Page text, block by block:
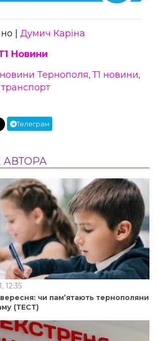
| Думич Каріна
Новини
новини Тернополя, Т1 новини,
транспорт
Телеграм
АВТОРА
12:35
вересня: чи пам’ятають тернополяни
(ТЕСТ)